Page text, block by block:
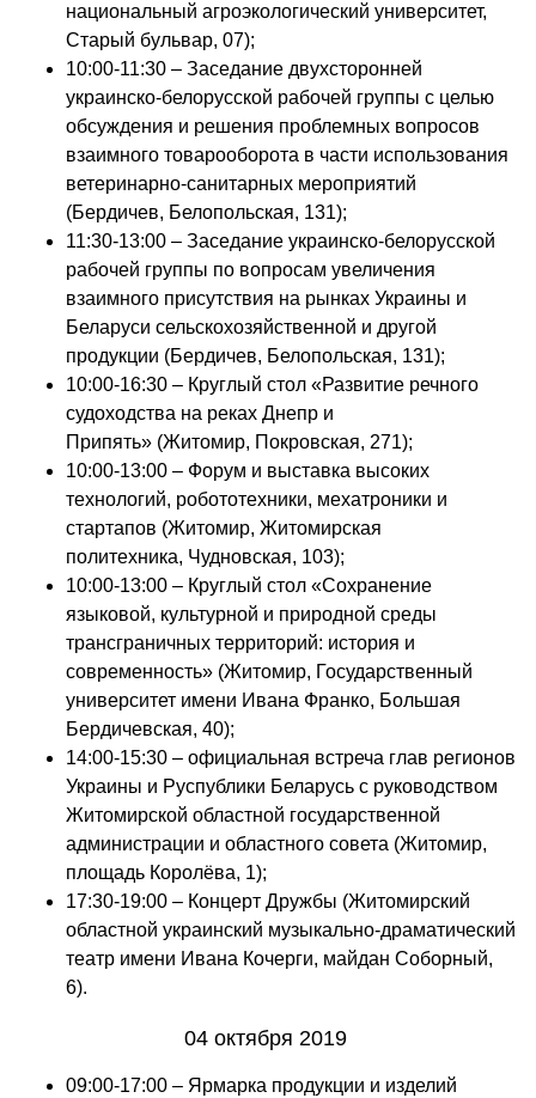
национальный агроэкологический университет,
Старый бульвар, 07);
10:00-11:30 – Заседание двухсторонней
украинско-белорусской рабочей группы с целью
обсуждения и решения проблемных вопросов
взаимного товарооборота в части использования
ветеринарно-санитарных мероприятий
(Бердичев, Белопольская, 131);
11:30-13:00 – Заседание украинско-белорусской
рабочей группы по вопросам увеличения
взаимного присутствия на рынках Украины и
Беларуси сельскохозяйственной и другой
продукции (Бердичев, Белопольская, 131);
10:00-16:30 – Круглый стол «Развитие речного
судоходства на реках Днепр и
Припять» (Житомир, Покровская, 271);
10:00-13:00 – Форум и выставка высоких
технологий, робототехники, мехатроники и
стартапов (Житомир, Житомирская
политехника, Чудновская, 103);
10:00-13:00 – Круглый стол «Сохранение
языковой, культурной и природной среды
трансграничных территорий: история и
современность» (Житомир, Государственный
университет имени Ивана Франко, Большая
Бердичевская, 40);
14:00-15:30 – официальная встреча глав регионов
Украины и Руспублики Беларусь с руководством
Житомирской областной государственной
администрации и областного совета (Житомир,
площадь Королёва, 1);
17:30-19:00 – Концерт Дружбы (Житомирский
областной украинский музыкально-драматический
театр имени Ивана Кочерги, майдан Соборный,
6).
04 октября 2019
09:00-17:00 – Ярмарка продукции и изделий